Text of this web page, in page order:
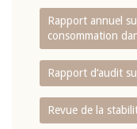
Rapport annuel
consommation
Rapport d‘audit
Revue de la